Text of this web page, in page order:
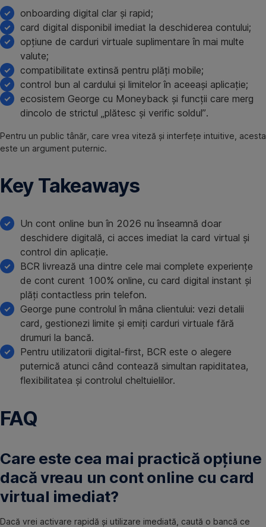
onboarding digital clar și rapid;
card digital disponibil imediat la deschiderea contului;
opțiune de carduri virtuale suplimentare în mai multe
valute;
compatibilitate extinsă pentru plăți mobile;
control bun al cardului și limitelor în aceeași aplicație;
ecosistem George cu Moneyback și funcții care merg
dincolo de strictul „plătesc și verific soldul”.
Pentru un public tânăr, care vrea viteză și interfețe intuitive, acesta
este un argument puternic.
Key Takeaways
Un cont online bun în 2026 nu înseamnă doar
deschidere digitală, ci acces imediat la card virtual și
control din aplicație.
BCR livrează una dintre cele mai complete experiențe
de cont curent 100% online, cu card digital instant și
plăți contactless prin telefon.
George pune controlul în mâna clientului: vezi detalii
card, gestionezi limite și emiți carduri virtuale fără
drumuri la bancă.
Pentru utilizatorii digital-first, BCR este o alegere
puternică atunci când contează simultan rapiditatea,
flexibilitatea și controlul cheltuielilor.
FAQ
Care este cea mai practică opțiune
dacă vreau un cont online cu card
virtual imediat?
Dacă vrei activare rapidă și utilizare imediată, caută o bancă ce